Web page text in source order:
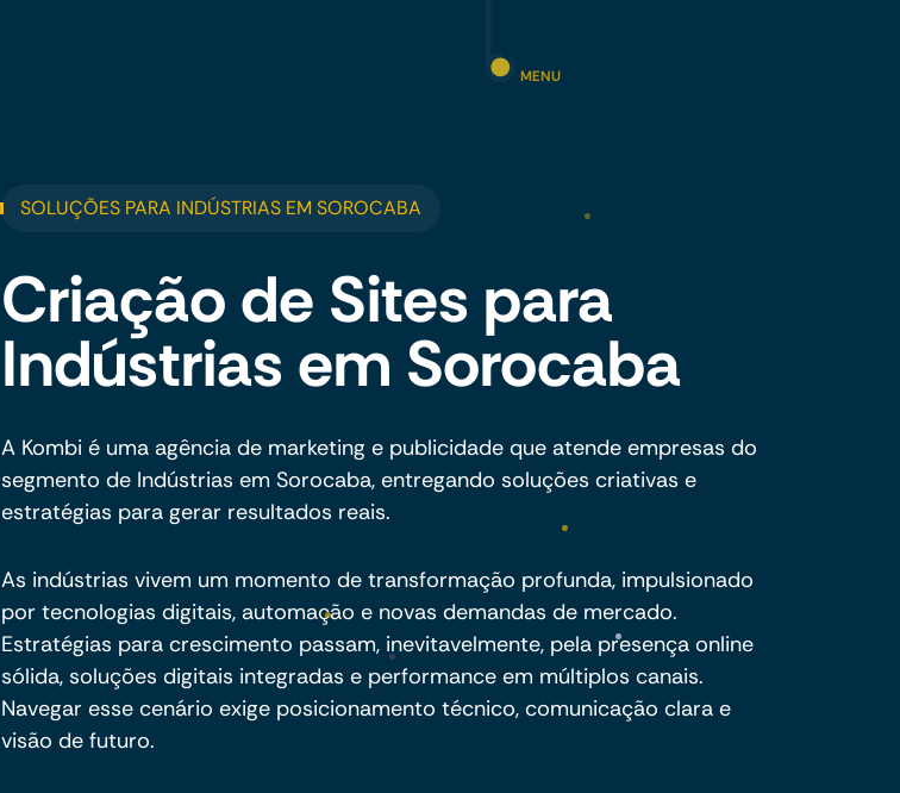
MENU
SOLUÇÕES PARA INDÚSTRIAS EM SOROCABA
Criação de Sites para
Indústrias em Sorocaba
A Kombi é uma agência de marketing e publicidade que atende empresas do
segmento de Indústrias em Sorocaba, entregando soluções criativas e
estratégias para gerar resultados reais.
As indústrias vivem um momento de transformação profunda, impulsionado
por tecnologias digitais, automação e novas demandas de mercado.
Estratégias para crescimento passam, inevitavelmente, pela presença online
sólida, soluções digitais integradas e performance em múltiplos canais.
Navegar esse cenário exige posicionamento técnico, comunicação clara e
visão de futuro.